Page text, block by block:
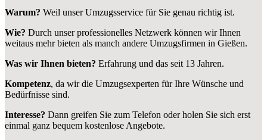
Warum? Weil unser Umzugsservice für Sie genau richtig ist.
Wie? Durch unser professionelles Netzwerk können wir Ihnen
weitaus mehr bieten als manch andere Umzugsfirmen in Gießen.
Was wir Ihnen bieten? Erfahrung und das seit 13 Jahren.
Kompetenz, da wir die Umzugsexperten für Ihre Wünsche und
Bedürfnisse sind.
Interesse? Dann greifen Sie zum Telefon oder holen Sie sich erst
einmal ganz bequem kostenlose Angebote.